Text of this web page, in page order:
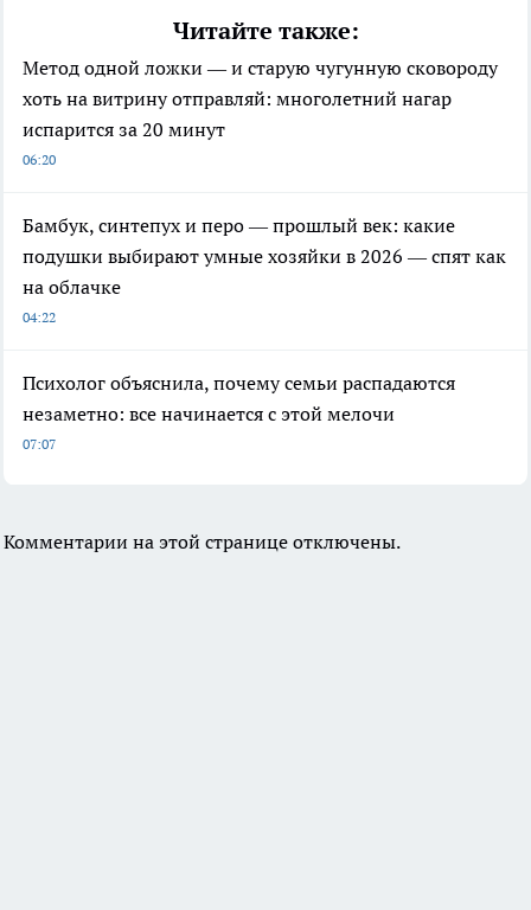
Читайте также:
Метод одной ложки — и старую чугунную сковороду
хоть на витрину отправляй: многолетний нагар
испарится за 20 минут
06:20
Бамбук, синтепух и перо — прошлый век: какие
подушки выбирают умные хозяйки в 2026 — спят как
на облачке
04:22
Психолог объяснила, почему семьи распадаются
незаметно: все начинается с этой мелочи
07:07
Комментарии на этой странице отключены.